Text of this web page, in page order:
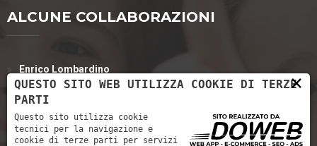
ALCUNE COLLABORAZIONI
Enrico Lombardino
Eva Tinazzi
Dott. Riccardo Francesco Rossato
×
QUESTO SITO WEB UTILIZZA COOKIE DI TERZE
PARTI
Questo sito utilizza cookie
tecnici per la navigazione e
cookie di terze parti per servizi